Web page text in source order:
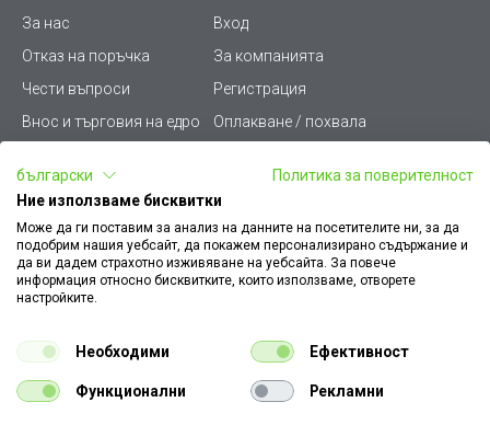
За нас
Вход
Отказ на поръчка
За компанията
Чести въпроси
Регистрация
Внос и търговия на едро
Оплакване / похвала
Условия за ползване
Стани дистрибутор
Карта на сайта
Кариери
Как да намеря документ
към поръчка
Платформа за AРС
Конфигуратор за ел.
ключове и контакти
български
Политика за поверителност
Ние използваме бисквитки
Може да ги поставим за анализ на данните на посетителите ни, за да
подобрим нашия уебсайт, да покажем персонализирано съдържание и
да ви дадем страхотно изживяване на уебсайта. За повече
информация относно бисквитките, които използваме, отворете
настройките.
Необходими Ефективност
Функционални Рекламни